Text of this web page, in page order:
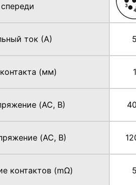
ток (А)
(мм)
(AC, В)
(AC, В)
контактов (mΩ)
5
1
5